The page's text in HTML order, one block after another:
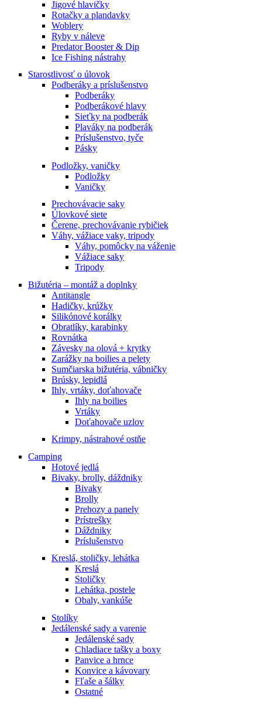
Jigové hlavičky
Rotačky a plandavky
Woblery
Ryby v náleve
Predator Booster & Dip
Ice Fishing nástrahy
Starostlivosť o úlovok
Podberáky a príslušenstvo
Podberáky
Podberákové hlavy
Sieťky na podberák
Plaváky na podberák
Príslušenstvo, tyče
Pásky
Podložky, vaničky
Podložky
Vaničky
Prechovávacie saky
Úlovkové siete
Čerene, prechovávanie rybičiek
Váhy, vážiace vaky, tripody
Váhy, pomôcky na váženie
Vážiace saky
Tripody
Bižutéria – montáž a doplnky
Antitangle
Hadičky, krúžky
Silikónové korálky
Obratlíky, karabinky
Rovnátka
Závesky na olová + krytky
Zarážky na boilies a pelety
Sumčiarska bižutéria, vábničky
Brúsky, lepidlá
Ihly, vrtáky, doťahovače
Ihly na boilies
Vrtáky
Doťahovače uzlov
Krimpy, nástrahové ostňe
Camping
Hotové jedlá
Bivaky, brolly, dáždniky
Bivaky
Brolly
Prehozy a panely
Prístrešky
Dáždniky
Príslušenstvo
Kreslá, stoličky, lehátka
Kreslá
Stoličky
Lehátka, postele
Obaly, vankúše
Stolíky
Jedálenské sady a varenie
Jedálenské sady
Chladiace tašky a boxy
Panvice a hrnce
Konvice a kávovary
Fľaše a šálky
Ostatné